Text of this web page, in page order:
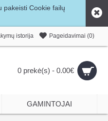
pakeisti Cookie failų
istorija Pageidavimai (0)
0 prekė(s) - 0.00€
GAMINTOJAI